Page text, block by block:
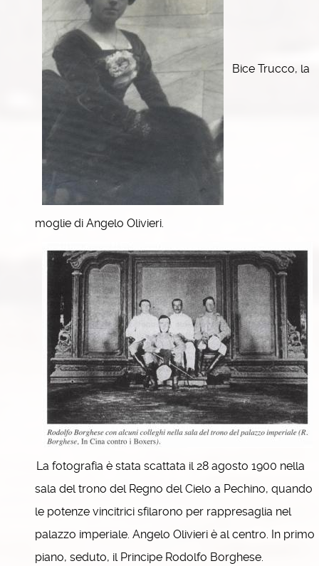
Bice Trucco, la
moglie di Angelo Olivieri.
La fotografia è stata scattata il 28 agosto 1900 nella
sala del trono del Regno del Cielo a Pechino, quando
le potenze vincitrici sfilarono per rappresaglia nel
palazzo imperiale. Angelo Olivieri è al centro. In primo
piano, seduto, il Principe Rodolfo Borghese.